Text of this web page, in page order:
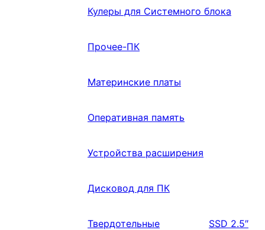
Кулеры для Системного блока
Прочее-ПК
Материнские платы
Оперативная память
Устройства расширения
Дисковод для ПК
Твердотельные
SSD 2.5″